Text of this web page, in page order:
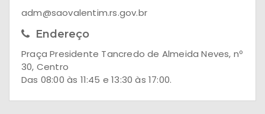
adm@saovalentim.rs.gov.br
Endereço
Praça Presidente Tancredo de Almeida Neves, nº
30, Centro
Das 08:00 às 11:45 e 13:30 às 17:00.